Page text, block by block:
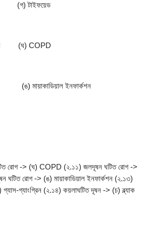
(গ) টাইফয়েড
(ঘ) COPD
(ঙ) মায়াকাডিয়াল ইনফার্কশন
রোগ -> (ঘ) COPD (২.১১) জলদূষন ঘটিত রোগ ->
ঘটিত রোগ -> (ঙ) মায়াকাডিয়াল ইনফার্কশন (২.১৩)
গ্যাস-গ্যাংগ্রিন (২.১৪) কয়লাঘটিত দূষন -> (চ) ব্ল্যাক